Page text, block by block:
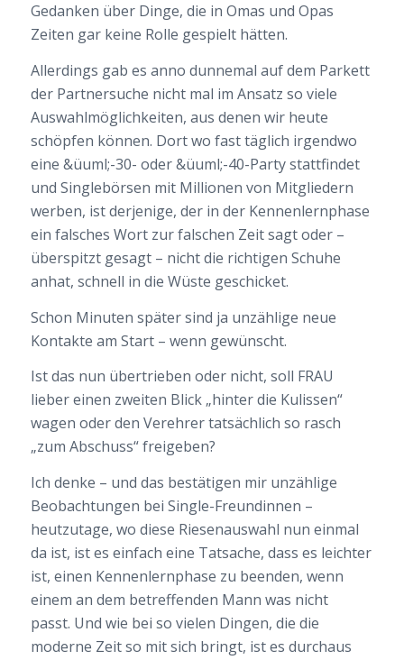
Gedanken über Dinge, die in Omas und Opas
Zeiten gar keine Rolle gespielt hätten.
Allerdings gab es anno dunnemal auf dem Parkett
der Partnersuche nicht mal im Ansatz so viele
Auswahlmöglichkeiten, aus denen wir heute
schöpfen können. Dort wo fast täglich irgendwo
eine &üuml;-30- oder &üuml;-40-Party stattfindet
und Singlebörsen mit Millionen von Mitgliedern
werben, ist derjenige, der in der Kennenlernphase
ein falsches Wort zur falschen Zeit sagt oder –
überspitzt gesagt – nicht die richtigen Schuhe
anhat, schnell in die Wüste geschicket.
Schon Minuten später sind ja unzählige neue
Kontakte am Start – wenn gewünscht.
Ist das nun übertrieben oder nicht, soll FRAU
lieber einen zweiten Blick „hinter die Kulissen“
wagen oder den Verehrer tatsächlich so rasch
„zum Abschuss“ freigeben?
Ich denke – und das bestätigen mir unzählige
Beobachtungen bei Single-Freundinnen –
heutzutage, wo diese Riesenauswahl nun einmal
da ist, ist es einfach eine Tatsache, dass es leichter
ist, einen Kennenlernphase zu beenden, wenn
einem an dem betreffenden Mann was nicht
passt. Und wie bei so vielen Dingen, die die
moderne Zeit so mit sich bringt, ist es durchaus